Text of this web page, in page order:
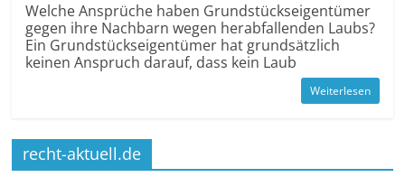
Welche Ansprüche haben Grundstückseigentümer
gegen ihre Nachbarn wegen herabfallenden Laubs?
Ein Grundstückseigentümer hat grundsätzlich
keinen Anspruch darauf, dass kein Laub
Weiterlesen
recht-aktuell.de